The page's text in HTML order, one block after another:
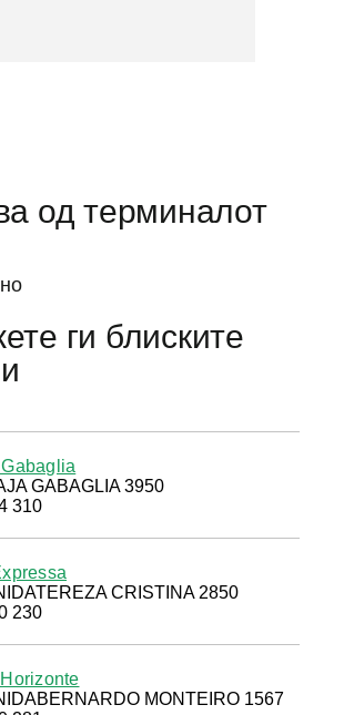
од терминалот
ги блиските
GABAGLIA 3950
310
CRISTINA 2850
230
MONTEIRO 1567